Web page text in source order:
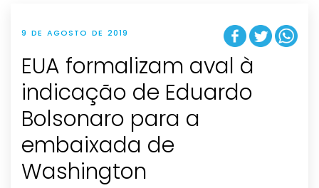
9 DE AGOSTO DE 2019
EUA formalizam aval à
indicação de Eduardo
Bolsonaro para a
embaixada de
Washington